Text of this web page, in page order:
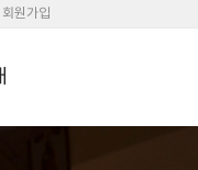
회원가입